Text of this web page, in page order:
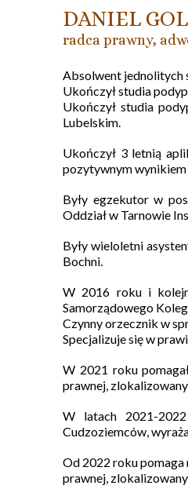
DANIEL
radca prawny,
Absolwent jednolitych
Ukończył studia
Ukończył studia
Lubelskim.
Ukończył 3 letnią
pozytywnym wynikiem
Były egzekutor w
Oddział w Tarnowie
Były wieloletni
Bochni.
W 2016 roku i
Samorządowego
Czynny orzecznik w
Specjalizuje się w
W 2021 roku
prawnej,
W latach 2021-
Cudzoziemców,
Od 2022 roku pomaga
prawnej,